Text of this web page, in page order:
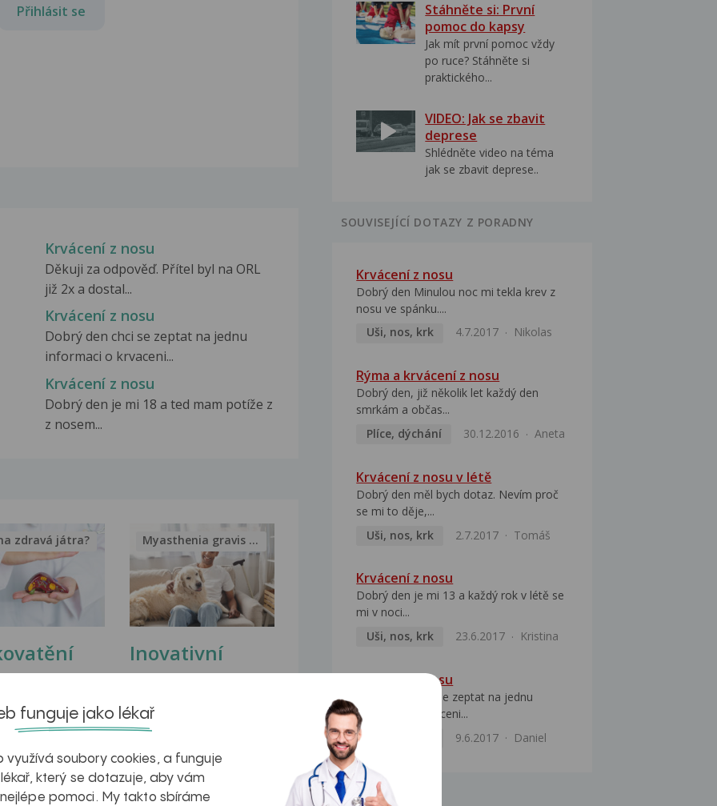
Přihlásit se
Krvácení z nosu
Děkuji za odpověď. Přítel byl na ORL
již 2x a dostal...
Krvácení z nosu
Dobrý den chci se zeptat na jednu
informaci o krvaceni...
Krvácení z nosu
Dobrý den je mi 18 a ted mam potíže z
z nosem...
v datech a
zdravá játra?
Inovativní
léčba
myastenie –
kteří ji...
Myasthenia gravis – vše, co...
Stáhněte si: První
pomoc do kapsy
Jak mít první pomoc vždy
po ruce? Stáhněte si
praktického...
VIDEO: Jak se zbavit
deprese
Shlédněte video na téma
jak se zbavit deprese..
SOUVISEJÍCÍ DOTAZY Z PORADNY
Krvácení z nosu
Dobrý den Minulou noc mi tekla krev z
nosu ve spánku....
Uši, nos, krk
4.7.2017 Nikolas
Rýma a krvácení z nosu
Dobrý den, již několik let každý den
smrkám a občas...
Plíce, dýchání
30.12.2016 Aneta
Krvácení z nosu v létě
Dobrý den měl bych dotaz. Nevím proč
se mi to děje,...
Uši, nos, krk
2.7.2017 Tomáš
Krvácení z nosu
Dobrý den je mi 13 a každý rok v létě se
mi v noci...
Uši, nos, krk
23.6.2017 Kristina
Krvácení z nosu
Dobrý den chci se zeptat na jednu
informaci o krvaceni...
9.6.2017 Daniel
NEMOCI
funguje jako lékař
využívá soubory cookies, a funguje
který se dotazuje, aby vám
pomoci. My takto sbíráme